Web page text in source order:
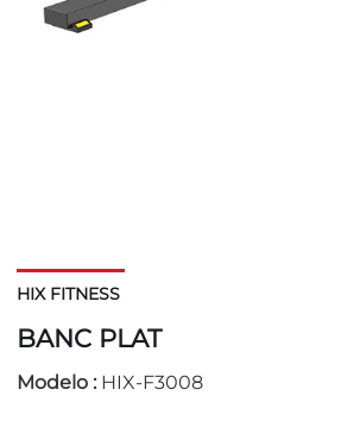
HIX FITNESS
BANC PLAT
Modelo : HIX-F3008